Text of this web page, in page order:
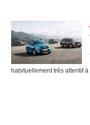
habituellement très attentif